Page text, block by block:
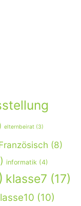
elternbeirat (3)
(8)
informatik (4)
klasse7 (17)
(10)